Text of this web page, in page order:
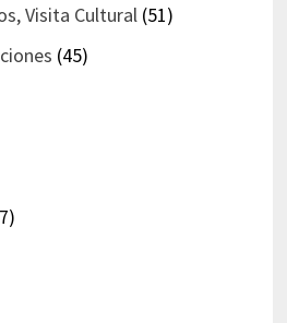
Visita Cultural(51)
(45)